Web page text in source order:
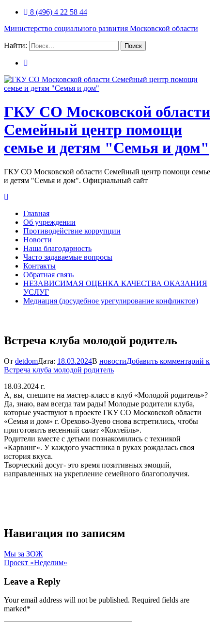
8 (496) 4 22 58 44
Министерство социального развития Московской области
Найти:
ГКУ СО Московской области
Семейный центр помощи
семье и детям "Семья и дом"
ГКУ СО Московской области Семейный центр помощи семье
и детям "Семья и дом". Официальный сайт
Главная
Об учреждении
Противодействие коррупции
Новости
Наша благодарность
Часто задаваемые вопросы
Контакты
Обратная связь
НЕЗАВИСИМАЯ ОЦЕНКА КАЧЕСТВА ОКАЗАНИЯ
УСЛУГ
Медиация (досудебное урегулирование конфликтов)
Встреча клуба молодой родитель
От detdomДата: 18.03.2024В новостиДобавить комментарий к
Встреча клуба молодой родитель
18.03.2024 г.
А, вы, спешите на мастер-класс в клуб «Молодой родитель»?
Да, знаю, вам всегда там рады! Молодые родители клуба,
которые участвуют в проекте ГКУ СО Московской области
«Семья и дом» г. Орехово-Зуево снова встретились, чтобы
приготовить весенний салат «Коктейль».
Родители вместе с детьми познакомились с техникой
«Карвинг». У каждого участника в руках рождалась своя
история вкуса.
Творческий досуг- это время позитивных эмоций,
направленных на укрепление семейного благополучия.
Навигация по записям
Мы за ЗОЖ
Проект «Неделим»
Leave a Reply
Your email address will not be published. Required fields are
marked*